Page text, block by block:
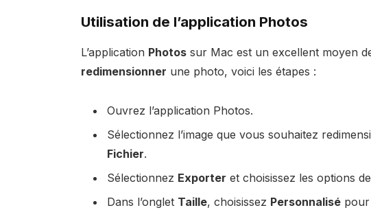
Utilisation de l’application Photos
L’application Photossur Mac est un excellent moyen
redimensionner une photo, voici les étapes :
Ouvrez l’application Photos.
Sélectionnez l’image que vous souhaitez
Fichier.
Sélectionnez Exporter et choisissez les options de
Dans l’onglet Taille, choisissez Personnalisépour